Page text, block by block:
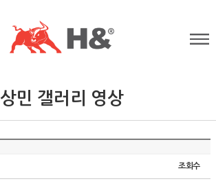
상민 갤러리 영상
조회수